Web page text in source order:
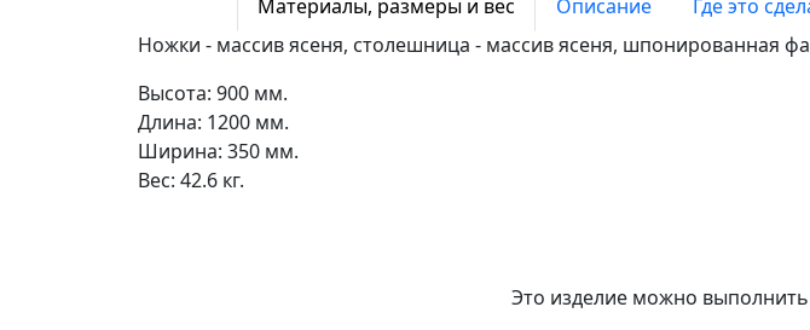
Материалы, размеры и вес
Описание Где это
Ножки - массив ясеня, столешница - массив ясеня, шпонированная
Высота: 900 мм.
Длина: 1200 мм.
Ширина: 350 мм.
Вес: 42.6 кг.
Это изделие можно